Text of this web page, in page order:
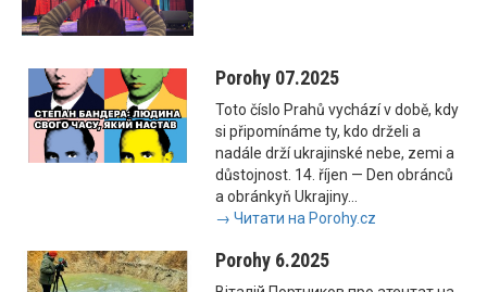
Porohy 07.2025
Toto číslo Prahů vychází v době, kdy
si připomínáme ty, kdo drželi a
nadále drží ukrajinské nebe, zemi a
důstojnost. 14. říjen — Den obránců
a obránkyň Ukrajiny...
→ Читати на Porohy.cz
Porohy 6.2025